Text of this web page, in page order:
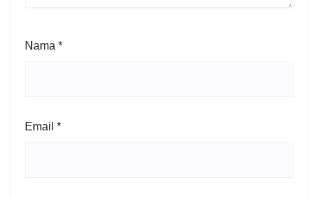
Nama *
Email *